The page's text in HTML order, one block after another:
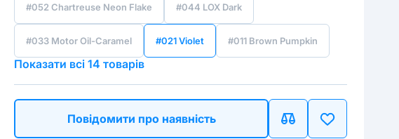
#052 Chartreuse Neon Flake #044 LOX Dark
#033 Motor Oil-Caramel #021 Violet #011 Brown Pumpkin
Показати всі 14 товарів
Повідомити про наявність